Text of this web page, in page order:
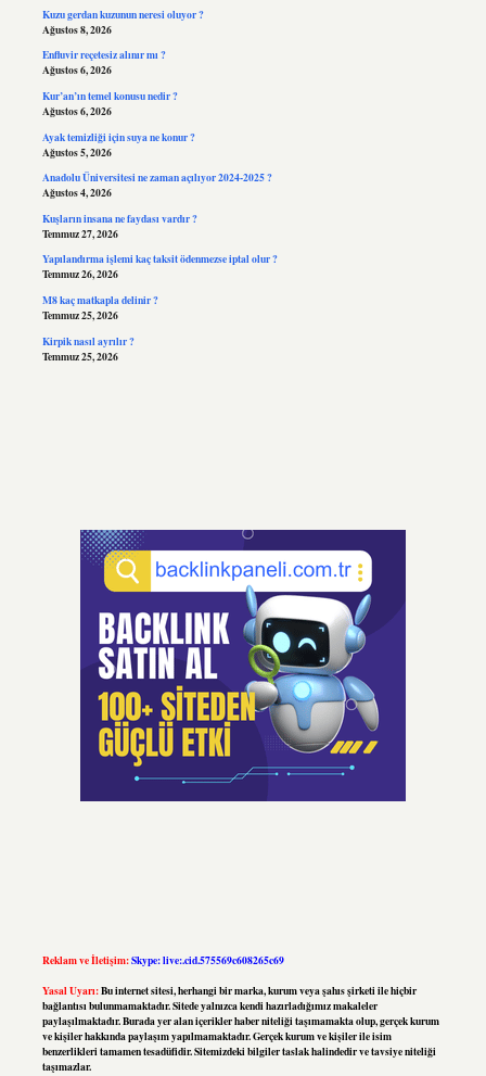
Kuzu gerdan kuzunun neresi oluyor ?
Ağustos 8, 2026
Enfluvir reçetesiz alınır mı ?
Ağustos 6, 2026
Kur’an’ın temel konusu nedir ?
Ağustos 6, 2026
Ayak temizliği için suya ne konur ?
Ağustos 5, 2026
Anadolu Üniversitesi ne zaman açılıyor 2024-2025 ?
Ağustos 4, 2026
Kuşların insana ne faydası vardır ?
Temmuz 27, 2026
Yapılandırma işlemi kaç taksit ödenmezse iptal olur ?
Temmuz 26, 2026
M8 kaç matkapla delinir ?
Temmuz 25, 2026
Kirpik nasıl ayrılır ?
Temmuz 25, 2026
Reklam ve İletişim:Skype: live:.cid.575569c608265c69
Yasal Uyarı:Bu internet sitesi, herhangi bir marka, kurum veya şahıs şirketi ile hiçbir
bağlantısı bulunmamaktadır. Sitede yalnızca kendi hazırladığımız makaleler
paylaşılmaktadır. Burada yer alan içerikler haber niteliği taşımamakta olup, gerçek kurum
ve kişiler hakkında paylaşım yapılmamaktadır. Gerçek kurum ve kişiler ile isim
benzerlikleri tamamen tesadüfidir. Sitemizdeki bilgiler taslak halindedir ve tavsiye niteliği
taşımazlar.